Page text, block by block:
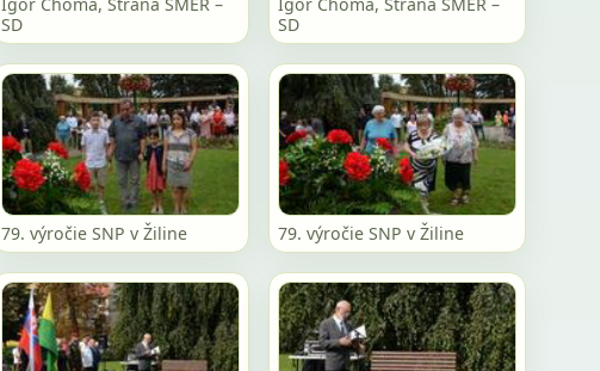
SD
SD
79. výročie SNP v Žiline 79. výročie SNP v Žiline